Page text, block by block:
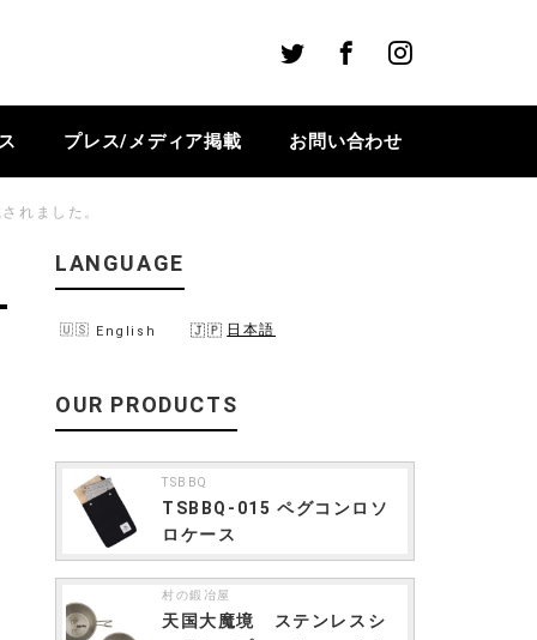
Instagram
プレス/メディア掲載 お問い合わせ
れました。
LANGUAGE
English 日本語
OUR PRODUCTS
TSBBQ
TSBBQ-015 ペグコンロソ
ロケース
村の鍛冶屋
天国大魔境 ステンレスシ